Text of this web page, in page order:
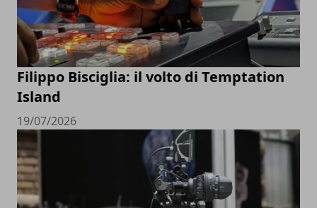
Filippo Bisciglia: il volto di Temptation
Island
19/07/2026